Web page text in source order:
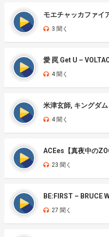
3 聞く
愛 罠 Get U –
4 聞く
米津玄師, キングダ
4 聞く
ACEes【真夜中の
23 聞く
BE:FIRST – BRUCE
27 聞く